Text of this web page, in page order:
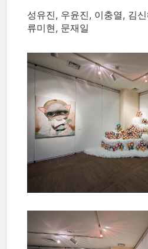
성유진, 우윤진, 이충열, 김
류미현, 문재일